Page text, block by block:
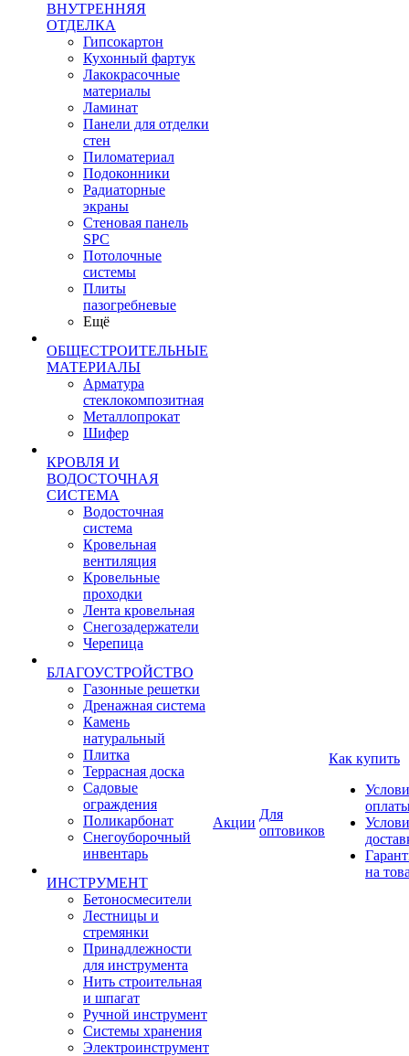
ВНУТРЕННЯЯ
ОТДЕЛКА
Гипсокартон
Кухонный фартук
Лакокрасочные
материалы
Ламинат
Панели для отделки
стен
Пиломатериал
Подоконники
Радиаторные
экраны
Стеновая панель
SPC
Потолочные
системы
Плиты
пазогребневые
Ещё
ОБЩЕСТРОИТЕЛЬНЫЕ
МАТЕРИАЛЫ
Арматура
стеклокомпозитная
Металлопрокат
Шифер
КРОВЛЯ И
ВОДОСТОЧНАЯ
СИСТЕМА
Водосточная
система
Кровельная
вентиляция
Кровельные
проходки
Лента кровельная
Снегозадержатели
Черепица
БЛАГОУСТРОЙСТВО
Газонные решетки
Дренажная система
Камень
натуральный
Плитка
Террасная доска
Садовые
ограждения
Поликарбонат
Снегоуборочный
инвентарь
ИНСТРУМЕНТ
Бетоносмесители
Лестницы и
стремянки
Принадлежности
для инструмента
Нить строительная
и шпагат
Ручной инструмент
Системы хранения
Электроинструмент
Акции
Для
оптовиков
Как купить
на